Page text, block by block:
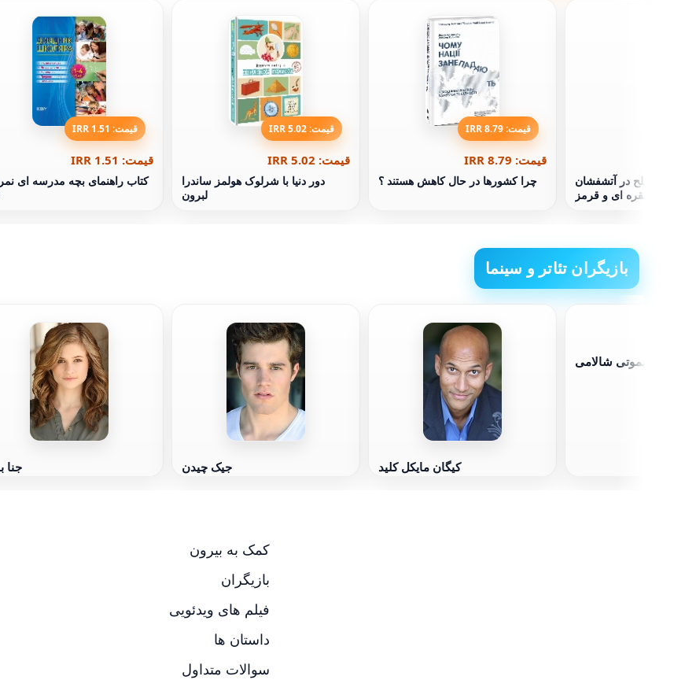
قیمت: 1.51 IRR
قیمت: 1.51 IRR
کتاب راهنمای بچه مدرسه ای
قیمت: 5.02 IRR
قیمت: 5.02 IRR
دور دنیا با شرلوک هولمز ساندرا
لبرون
قیمت: 8.79 IRR
قیمت: 8.79 IRR
چرا کشورها در حال کاهش هستند ؟
کودکان صلح در آتشفشان
نقره ای و قرمز
بازیگران تئاتر و سینما
جنا جیک چیدن کیگان مایکل کلید
تیموتی شالامی
کمک به بیرون
بازیگران
فیلم های ویدئویی
داستان ها
سوالات متداول